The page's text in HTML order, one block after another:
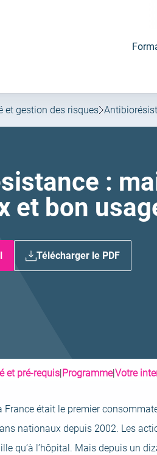
et gestion des risques
:
et bon
Télécharger le PDF
et pré-requis|Programme|Votre
France était le premier
nationaux depuis 2002. Les
qu’à l’hôpital. Mais depuis un